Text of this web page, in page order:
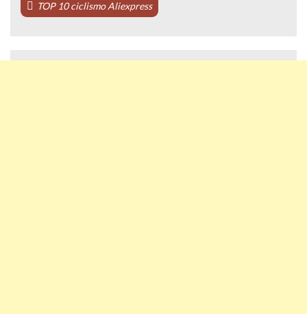
TOP 10 ciclismo Aliexpress